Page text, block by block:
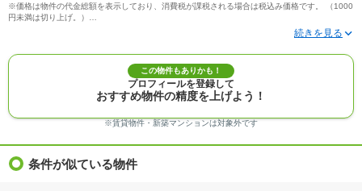
※価格は物件の代金総額を表示しており、消費税が課税される場合は税込み価格です。 （1000
円未満は切り上げ。）
※写真に写っている、またはパース（絵）や間取り図に描かれている家具や車などは、特にコ
※建築条件付き土地価格には、建物価格は含まれません。
※物件情報は、原則として情報提供日の２日前に最終確認した情報です。
※完成予想図はいずれも外構、植栽、外観等実際のものとは多少異なることがあります。
※モデルルーム・モデルハウス・展示場・ショールームの画像の場合、今回販売の物件と異な
※ＣＧ合成の画像の場合、実際とは多少異なる場合があります。
※物件特徴：販売戸数が複数の物件は、全ての住戸に該当しない項目もあります。
※価格更新：物件価格が変更された日から１週間表示されます。
この物件もありかも！
プロフィールを登録して
おすすめ物件の精度を上げよう！
※賃貸物件・新築マンションは対象外です
条件が似ている物件